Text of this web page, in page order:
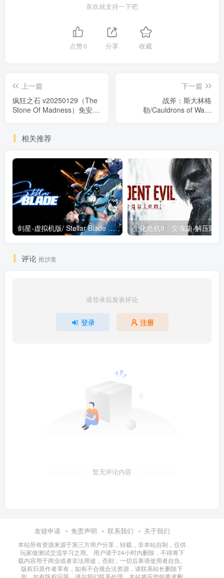
喜欢就支持一下吧
点赞0 分享 收藏
上一篇
疯狂之石 v20250129（The
Stone Of Madness）免安装
下一篇
战斧：斯大林格
勒/Cauldrons of War -
相关推荐
剑星-虚拟机版/ Stellar Blade v1.4.1|Build.19963153 终极版新补丁 送修改器 免安装中文版
评论 抢沙发
请登录后发表评论
登录 注册
暂无评论内容
友链申请 免责声明 联系我们 关于我们
本站所有资源来源于第三方用户分享，转载，非本站自制，仅供
玩家做测试交流学习之用。 用户请于24小时内删除，不得将下
载内容用于商业或者非法用途，否则，一切后果请使用者自负。
版权归原作者享有，如有不合规合法资源，请联系站长删除下